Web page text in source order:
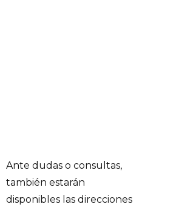
Ante dudas o consultas,
también estarán
disponibles las direcciones